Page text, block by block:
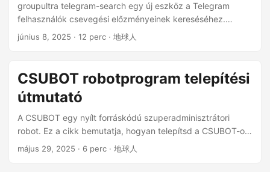
engedélyt kell kérnie a kas alkalmazástól a kas alkalmazás
tartalmának másolásához, újbóli közzétételéhez,
feltöltéséhez, közzétételéhez, továbbításához,
alkalmazást értékesítésre, kereskedelemre vagy egyéb
kereskedelmi célokra. A felhasználók nem használhatnak
fenyegető, sértő, vulgáris, udvariatlan vagy bűnözői
nyelvezetet. A felhasználók továbbá nem tehetnek közzé
vagy továbbíthatnak olyan információkat vagy anyagokat,
amelyek sértik harmadik fél jogait, vagy vírusokat vagy
groupultra telegram-search egy új eszköz a Telegram
felhasználók csevegési előzményeinek kereséséhez.
Néhány ajánlás: ...
június 8, 2025 · 12 perc · 地球人
CSUBOT robotprogram telepítési
útmutató
A CSUBOT egy nyílt forráskódú szuperadminisztrátori
robot. Ez a cikk bemutatja, hogyan telepítsd a CSUBOT-ot
saját magad. Kérjük, először olvasd el ezt a dokumentumot
május 29, 2025 · 6 perc · 地球人